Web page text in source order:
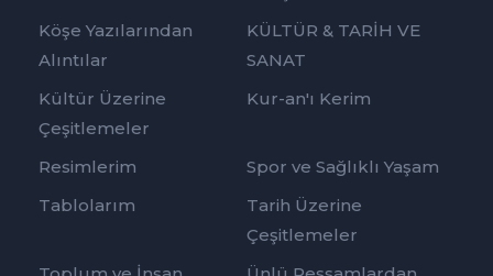
Köşe Yazılarından
Alıntılar
KÜLTÜR & TARİH VE
SANAT
Kültür Üzerine
Çeşitlemeler
Kur-an'ı Kerim
Resimlerim
Spor ve Sağlıklı Yaşam
Tablolarım
Tarih Üzerine
Çeşitlemeler